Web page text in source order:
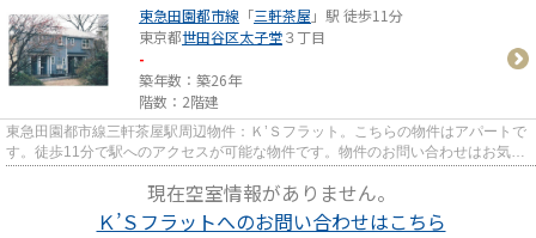
東急田園都市線 「三軒茶屋 」駅 徒歩11分
東京都世田谷区太子堂３丁目
-
築年数：築26年
階数：2階建
東急田園都市線三軒茶屋駅周辺物件：Ｋ’Ｓフラット。こちらの物件はアパートで
す。徒歩11分で駅へのアクセスが可能な物件です。物件のお問い合わせはお気軽
現在空室情報がありません。
Ｋ’Ｓフラットへのお問い合わせはこちら